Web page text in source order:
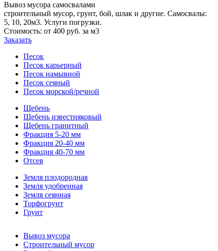
Вывоз мусора самосвалами
строительный мусор, грунт, бой, шлак и другие. Самосвалы:
5, 10, 20м3. Услуги погрузки.
Стоимость: от 400 руб. за м3
Заказать
Песок
Песок карьерный
Песок намывной
Песок сеяный
Песок морской/речной
Щебень
Щебень известняковый
Щебень гранитный
Фракция 5-20 мм
Фракция 20-40 мм
Фракция 40-70 мм
Отсев
Земля плодородная
Земля удобренная
Земля сеянная
Торфогрунт
Грунт
Вывоз мусора
Строительный мусор